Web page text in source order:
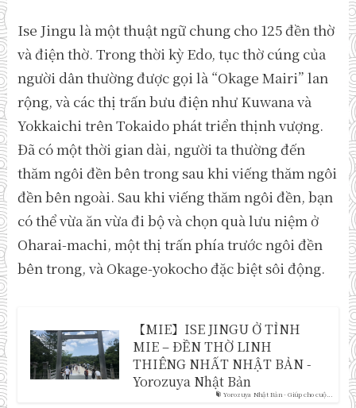
Ise Jingu là một thuật ngữ chung cho 125 đền thờ
và điện thờ. Trong thời kỳ Edo, tục thờ cúng của
người dân thường được gọi là “Okage Mairi” lan
rộng, và các thị trấn bưu điện như Kuwana và
Yokkaichi trên Tokaido phát triển thịnh vượng.
Đã có một thời gian dài, người ta thường đến
thăm ngôi đền bên trong sau khi viếng thăm ngôi
đền bên ngoài. Sau khi viếng thăm ngôi đền, bạn
có thể vừa ăn vừa đi bộ và chọn quà lưu niệm ở
Oharai-machi, một thị trấn phía trước ngôi đền
bên trong, và Okage-yokocho đặc biệt sôi động.
Yorozuya Nhật Bản - Giúp cho cuộ...
【MIE】ISE JINGU Ở TỈNH
MIE – ĐỀN THỜ LINH
THIÊNG NHẤT NHẬT BẢN -
Yorozuya Nhật Bản